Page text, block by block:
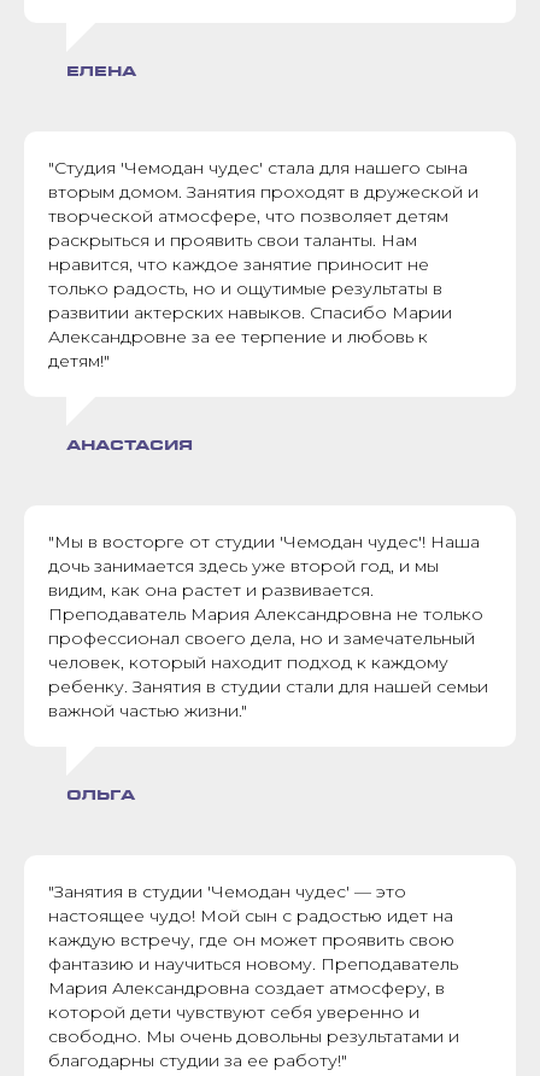
ЕЛЕНА
"Студия 'Чемодан чудес' стала для нашего сына
вторым домом. Занятия проходят в дружеской и
творческой атмосфере, что позволяет детям
раскрыться и проявить свои таланты. Нам
нравится, что каждое занятие приносит не
только радость, но и ощутимые результаты в
развитии актерских навыков. Спасибо Марии
Александровне за ее терпение и любовь к
детям!"
АНАСТАСИЯ
"Мы в восторге от студии 'Чемодан чудес'! Наша
дочь занимается здесь уже второй год, и мы
видим, как она растет и развивается.
Преподаватель Мария Александровна не только
профессионал своего дела, но и замечательный
человек, который находит подход к каждому
ребенку. Занятия в студии стали для нашей семьи
важной частью жизни."
ОЛЬГА
"Занятия в студии 'Чемодан чудес' — это
настоящее чудо! Мой сын с радостью идет на
каждую встречу, где он может проявить свою
фантазию и научиться новому. Преподаватель
Мария Александровна создает атмосферу, в
которой дети чувствуют себя уверенно и
свободно. Мы очень довольны результатами и
благодарны студии за ее работу!"